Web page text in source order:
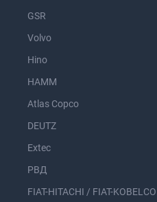
GSR
Volvo
Hino
HAMM
Atlas Copco
DEUTZ
Extec
РВД
FIAT-HITACHI / FIAT-KOBELCO